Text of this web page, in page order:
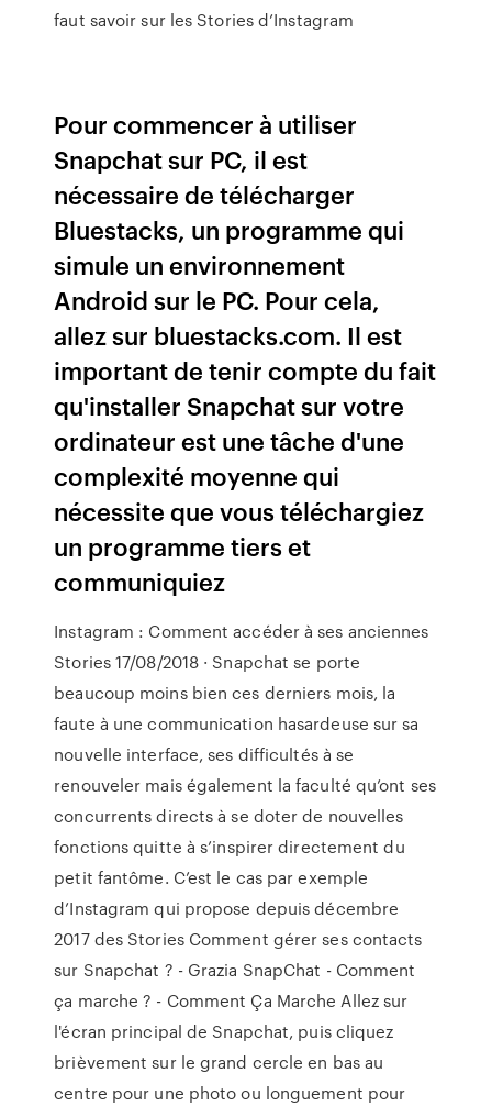
faut savoir sur les Stories d’Instagram
Pour commencer à utiliser
Snapchat sur PC, il est
nécessaire de télécharger
Bluestacks, un programme qui
simule un environnement
Android sur le PC. Pour cela,
allez sur bluestacks.com. Il est
important de tenir compte du fait
qu'installer Snapchat sur votre
ordinateur est une tâche d'une
complexité moyenne qui
nécessite que vous téléchargiez
un programme tiers et
communiquiez
Instagram : Comment accéder à ses anciennes
Stories 17/08/2018 · Snapchat se porte
beaucoup moins bien ces derniers mois, la
faute à une communication hasardeuse sur sa
nouvelle interface, ses difficultés à se
renouveler mais également la faculté qu’ont ses
concurrents directs à se doter de nouvelles
fonctions quitte à s’inspirer directement du
petit fantôme. C’est le cas par exemple
d’Instagram qui propose depuis décembre
2017 des Stories Comment gérer ses contacts
sur Snapchat ? - Grazia SnapChat - Comment
ça marche ? - Comment Ça Marche Allez sur
l'écran principal de Snapchat, puis cliquez
brièvement sur le grand cercle en bas au
centre pour une photo ou longuement pour